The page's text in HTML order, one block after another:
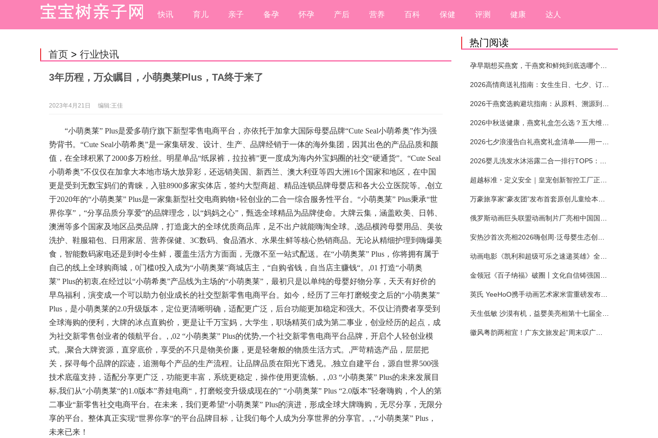
快讯 育儿 亲子 备孕 怀孕 产后 营养 百科 保健 评测 健康 达人
首页 > 行业快讯
3年历程，万众瞩目，小萌奥莱Plus，TA终于来了
2023年4月21日 编辑:王佳
“小萌奥莱” Plus是爱多萌疗旗下新型零售电商平台，亦依托于加拿大国际母婴品牌“Cute Seal小萌希奥”作为强
势背书。“Cute Seal小萌希奥”是一家集研发、设计、生产、品牌经销于一体的海外集团，因其出色的产品品质和颜
值，在全球积累了2000多万粉丝。明星单品“纸尿裤，拉拉裤”更一度成为海内外宝妈圈的社交“硬通货”。“Cute Seal
小萌希奥”不仅仅在加拿大本地市场大放异彩，还远销美国、新西兰、澳大利亚等四大洲16个国家和地区，在中国
更是受到无数宝妈们的青睐，入驻8900多家实体店，签约大型商超、精品连锁品牌母婴店和各大公立医院等。 ,创立
于2020年的“小萌奥莱” Plus是一家集新型社交电商购物+轻创业的二合一综合服务性平台。“小萌奥莱” Plus秉承“世
界你享”，“分享品质分享爱”的品牌理念，以“妈妈之心”，甄选全球精品为品牌使命。大牌云集，涵盖欧美、日韩、
澳洲等多个国家及地区品类品牌，打造庞大的全球优质商品库，足不出户就能嗨淘全球。 ,选品横跨母婴用品、美妆
洗护、鞋服箱包、日用家居、营养保健、3C数码、食品酒水、水果生鲜等核心热销商品。无论从精细护理到嗨爆美
食，智能数码家电还是到时令生鲜，覆盖生活方方面面，无微不至一站式配送。在“小萌奥莱” Plus，你将拥有属于
自己的线上全球购商城，0门槛0投入成为“小萌奥莱”商城店主，“自购省钱，自当店主赚钱“。 ,01 打造“小萌奥
莱” Plus的初衷,在经过以“小萌希奥”产品线为主场的“小萌奥莱”，最初只是以单纯的母婴好物分享，天天有好价的
早鸟福利，演变成一个可以助力创业成长的社交型新零售电商平台。如今，经历了三年打磨蜕变之后的“小萌奥莱”
Plus，是小萌奥莱的2.0升级版本，定位更清晰明确，适配更广泛，后台功能更加稳定和强大。不仅让消费者享受到
全球海购的便利，大牌的冰点直购价，更是让千万宝妈，大学生，职场精英们成为第二事业，创业经历的起点，成
为社交新零售创业者的领航平台。 , ,02 “小萌奥莱” Plus的优势,一个社交新零售电商平台品牌，开启个人轻创业模
式。 ,聚合大牌资源，直穿底价，享受的不只是物美价廉，更是轻奢般的物质生活方式。 ,严苛精选产品，层层把
关，探寻每个品牌的踪迹，追溯每个产品的生产流程。让品牌品质在阳光下透见。 ,独立自建平台，源自世界500强
技术底蕴支持，适配分享更广泛，功能更丰富，系统更稳定，操作使用更流畅。 , ,03 “小萌奥莱” Plus的未来发展目
标,我们从“小萌奥莱“的1.0版本”养娃电商“，打磨蜕变升级成现在的” “小萌奥莱” Plus “2.0版本”轻奢嗨购，个人的第
二事业“新零售社交电商平台。在未来，我们更希望“小萌奥莱” Plus的演进，形成全球大牌嗨购，无尽分享，无限分
享的平台。整体真正实现“世界你享“的平台品牌目标，让我们每个人成为分享世界的分享官。 , ,“小萌奥莱” Plus，
未来已来！
热门阅读